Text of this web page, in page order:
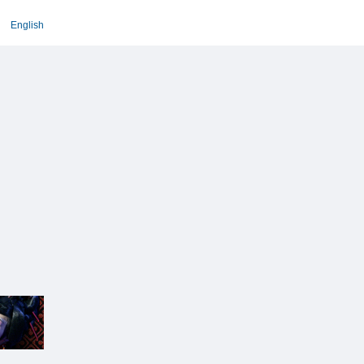
English